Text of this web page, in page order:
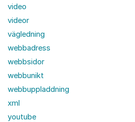
video
videor
vägledning
webbadress
webbsidor
webbunikt
webbuppladdning
xml
youtube